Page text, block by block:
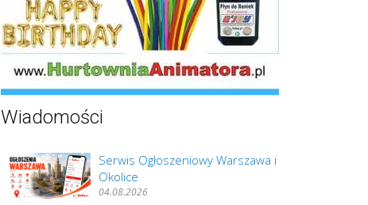
Wiadomości
Serwis Ogłoszeniowy Warszawa i
Okolice
04.08.2026